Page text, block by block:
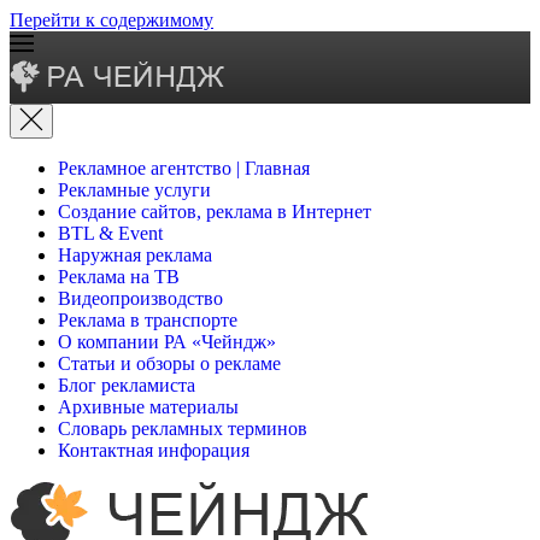
Перейти к содержимому
Рекламное агентство | Главная
Рекламные услуги
Создание сайтов, реклама в Интернет
BTL & Event
Наружная реклама
Реклама на ТВ
Видеопроизводство
Реклама в транспорте
О компании РА «Чейндж»
Статьи и обзоры о рекламе
Блог рекламиста
Архивные материалы
Словарь рекламных терминов
Контактная инфорация